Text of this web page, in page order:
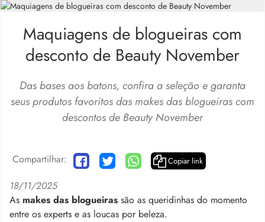
Maquiagens de blogueiras com
desconto de Beauty November
Das bases aos batons, confira a seleção e garanta
seus produtos favoritos das makes das blogueiras com
descontos de Beauty November
Compartilhar: Copiar link
18/11/2025
As makes das blogueiras são as queridinhas do momento
entre os experts e as loucas por beleza.